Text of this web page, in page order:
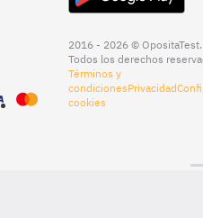
2016 - 2026 © OpositaTest.
Todos los derechos
Términos y
condicionesPrivacidad
cookies